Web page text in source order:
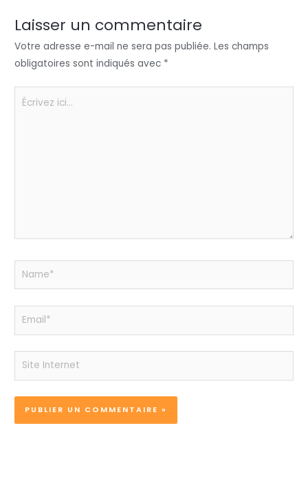
n o
o
k
p
p
er
Laisser un commentaire
Votre adresse e-mail ne sera pas publiée. Les champs
obligatoires sont indiqués avec *
Écrivez
Name*
Email*
Site